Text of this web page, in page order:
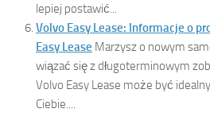
lepiej postawić...
Volvo Easy Lease: Informacje o
Easy Lease Marzysz o nowym
wiązać się z długoterminowym
Volvo Easy Lease może być
Ciebie....